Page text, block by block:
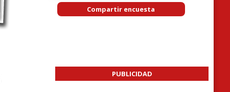
Compartir encuesta
PUBLICIDAD